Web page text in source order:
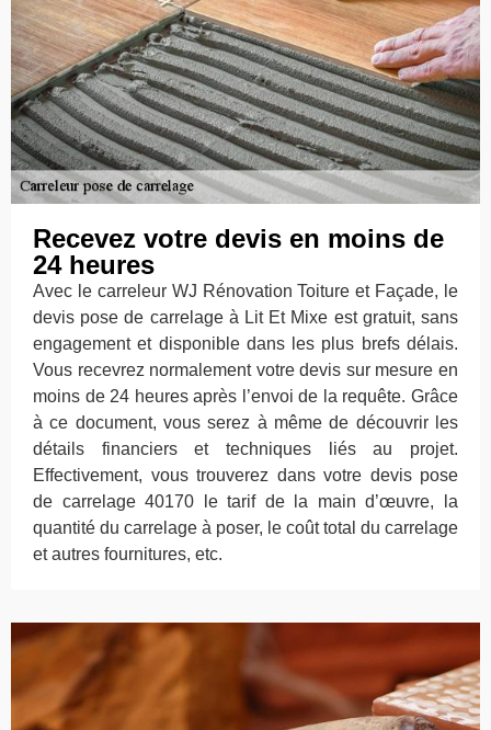
Recevez votre devis en moins de
24 heures
Avec le carreleur WJ Rénovation Toiture et Façade, le
devis pose de carrelage à Lit Et Mixe est gratuit, sans
engagement et disponible dans les plus brefs délais.
Vous recevrez normalement votre devis sur mesure en
moins de 24 heures après l’envoi de la requête. Grâce
à ce document, vous serez à même de découvrir les
détails financiers et techniques liés au projet.
Effectivement, vous trouverez dans votre devis pose
de carrelage 40170 le tarif de la main d’œuvre, la
quantité du carrelage à poser, le coût total du carrelage
et autres fournitures, etc.